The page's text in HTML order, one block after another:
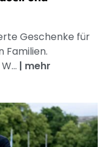
Geschenke für
Familien.
| mehr